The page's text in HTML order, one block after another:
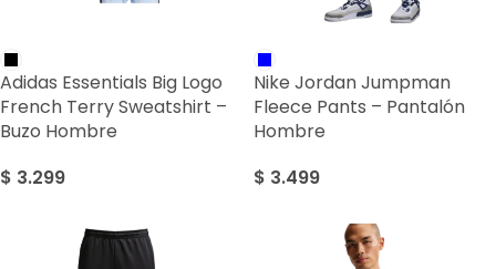
Adidas Essentials Big Logo
French Terry Sweatshirt –
Buzo Hombre
$ 3.299
Nike Jordan Jumpman
Fleece Pants – Pantalón
Hombre
$ 3.499